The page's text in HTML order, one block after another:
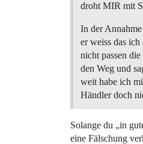
droht MIR mit
In der
er weiss das
nicht passen
den Weg und
weit habe ich
Händler doch
Solange du „in
eine Fälschung